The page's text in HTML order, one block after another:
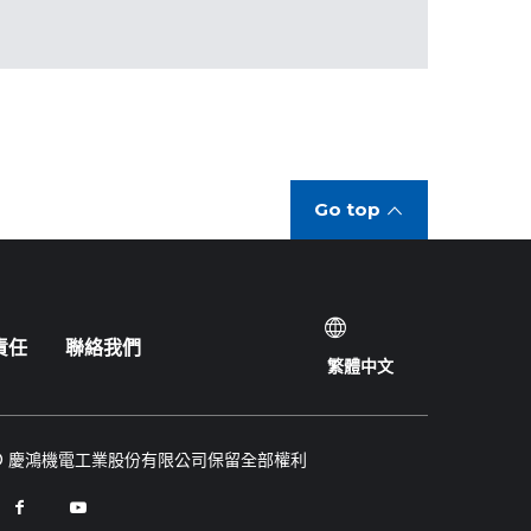
Go top
任 聯絡我們
繁體中文
鴻機電工業股份有限公司保留全部權利